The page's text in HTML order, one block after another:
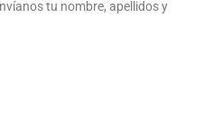
tu nombre, apellidos y